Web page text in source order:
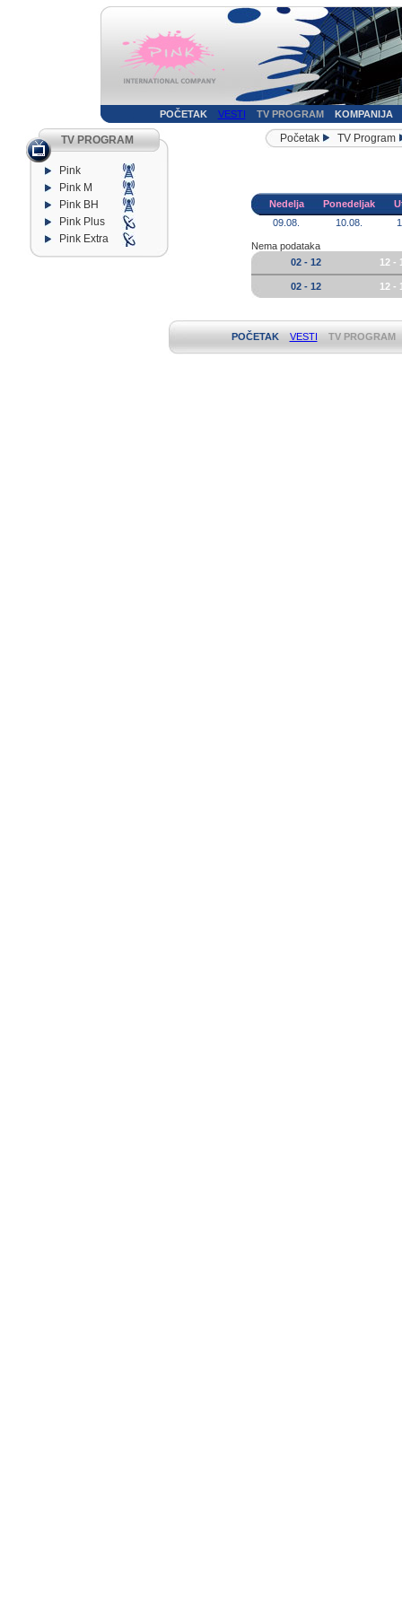
POČETAK VESTI TV PROGRAM KOMPANIJA
TV PROGRAM
Pink
Pink M
Pink BH
Pink Plus
Pink Extra
Početak TV Program
Nedelja Ponedeljak
09.08.
10.08.
Nema podataka
02 - 12
12 -
02 - 12 12 -
POČETAK VESTI TV PROGRAM